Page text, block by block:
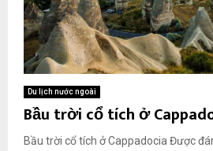
Du lịch nước ngoài
Bầu trời cổ tích ở
Bầu trời cổ tích ở Cappadocia Được